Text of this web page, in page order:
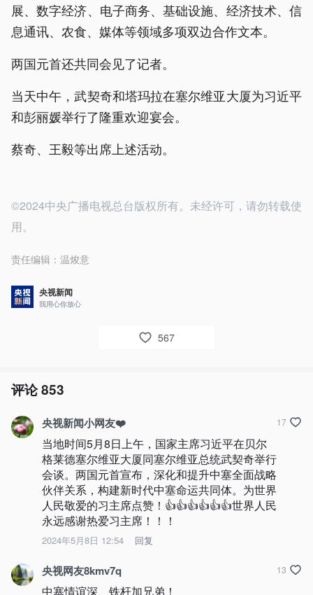
展、数字经济、电子商务、基础设施、经济技术、信
息通讯、农食、媒体等领域多项双边合作文本。
两国元首还共同会见了记者。
当天中午，武契奇和塔玛拉在塞尔维亚大厦为习近平
和彭丽媛举行了隆重欢迎宴会。
蔡奇、王毅等出席上述活动。
©2024中央广播电视总台版权所有。未经许可，请勿转载使
用。
责任编辑： 温焌意
央视新闻
我用心你放心
567
评论853
央视新闻小网友❤️
当地时间5月8日上午，国家主席习近平在贝尔
格莱德塞尔维亚大厦同塞尔维亚总统武契奇举行
会谈。两国元首宣布，深化和提升中塞全面战略
伙伴关系，构建新时代中塞命运共同体。为世界
人民敬爱的习主席点赞！👍👍👍👍👍👍世界人民
永远感谢热爱习主席！！！
2024年5月8日 12:54 回复
17
央视网友8kmv7q
中塞情谊深、铁杆加兄弟！
13